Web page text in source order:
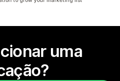
uma